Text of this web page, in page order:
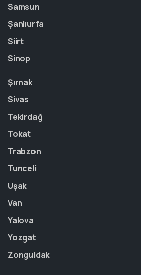
Samsun
Şanlıurfa
Siirt
Sinop
Şırnak
Sivas
Tekirdağ
Tokat
Trabzon
Tunceli
Uşak
Van
Yalova
Yozgat
Zonguldak